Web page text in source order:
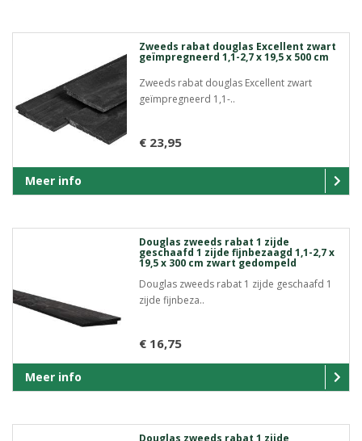
Zweeds rabat douglas Excellent zwart
geïmpregneerd 1,1-2,7 x 19,5 x 500 cm
Zweeds rabat douglas Excellent zwart
geïmpregneerd 1,1-..
€ 23,95
Meer info
Douglas zweeds rabat 1 zijde
geschaafd 1 zijde fijnbezaagd 1,1-2,7 x
19,5 x 300 cm zwart gedompeld
Douglas zweeds rabat 1 zijde geschaafd 1
zijde fijnbeza..
€ 16,75
Meer info